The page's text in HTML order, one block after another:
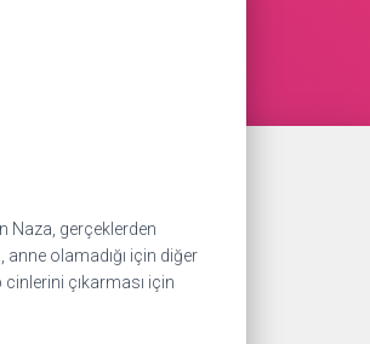
Naza, gerçeklerden
olamadığı için diğer
çıkarması için